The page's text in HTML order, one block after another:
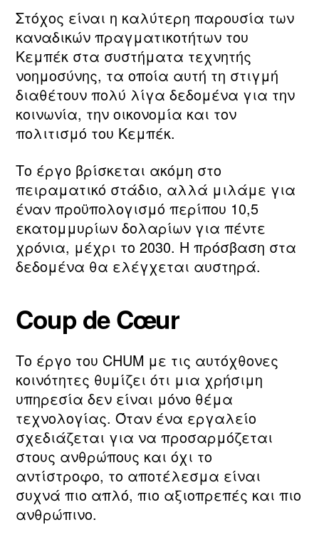
Στόχος είναι η καλύτερη παρουσία των
καναδικών πραγματικοτήτων του
Κεμπέκ στα συστήματα τεχνητής
νοημοσύνης, τα οποία αυτή τη στιγμή
διαθέτουν πολύ λίγα δεδομένα για την
κοινωνία, την οικονομία και τον
πολιτισμό του Κεμπέκ.
Το έργο βρίσκεται ακόμη στο
πειραματικό στάδιο, αλλά μιλάμε για
έναν προϋπολογισμό περίπου 10,5
εκατομμυρίων δολαρίων για πέντε
χρόνια, μέχρι το 2030. Η πρόσβαση στα
δεδομένα θα ελέγχεται αυστηρά.
Coup de Cœur
Το έργο του CHUM με τις αυτόχθονες
κοινότητες θυμίζει ότι μια χρήσιμη
υπηρεσία δεν είναι μόνο θέμα
τεχνολογίας. Όταν ένα εργαλείο
σχεδιάζεται για να προσαρμόζεται
στους ανθρώπους και όχι το
αντίστροφο, το αποτέλεσμα είναι
συχνά πιο απλό, πιο αξιοπρεπές και πιο
ανθρώπινο.